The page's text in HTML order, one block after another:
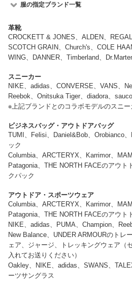
服の指定ブランド一覧
革靴
CROCKETT & JONES、ALDEN、
SCOTCH GRAIN、Church's、COLE
WING、DANNER、Timberland、
スニーカー
NIKE、adidas、CONVERSE、VANS、
Reebok、Onitsuka Tiger、diadora、
※上記ブランドとのコラボモデルのスニー
ビジネスバッグ・アウトドアバッグ
TUMI、Felisi、Daniel&Bob、Orobianco
ック
Columbia、ARC'TERYX、Karrimor、
Patagonia、THE NORTH FACEのアウト
クパック
アウトドア・スポーツウェア
Columbia、ARC'TERYX、Karrimor、
Patagonia、THE NORTH FACEのアウト
NIKE、adidas、PUMA、Champion、
New Balance、UNDER ARMOURのトレ
ェア、ジャージ、トレッキングウェア（
入れてお送りください）
Oakley、NIKE、adidas、SWANS、
ーツサングラス